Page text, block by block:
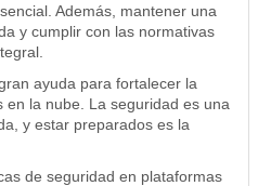
Además, mantener una
y cumplir con las normativas
ayuda para fortalecer la
en la nube. La seguridad es una
y estar preparados es la
de seguridad en plataformas